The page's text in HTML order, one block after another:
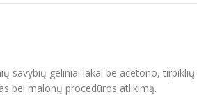
savybių geliniai lakai be acetono,
bei malonų procedūros atlikimą.